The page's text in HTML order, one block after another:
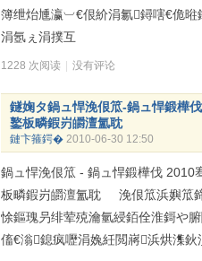
簿绁炲尰瀛︺€佷紒涓氱鐞嗐€佹
涓氬ぇ涓撲互
1228 次阅读 没有评论
鐩婅タ鍋ュ悍浼佷笟-鍋ュ悍鍛樺
鐜板疄鍜岃皭澶氳耽
鏈卞箍鍔� 2010-06-30 12:50
鍋ュ悍浼佷笟 - 鍋ュ悍鍛樺伐
板疄鍜岃皭澶氳耽 浼佷笟浜嬩笟
悇鏂瑰叧绯荤殑瀹氫綅銆佺淮鎶や
傗€滃鎴疯嚦涓婏紝閲嶈浜烘潗